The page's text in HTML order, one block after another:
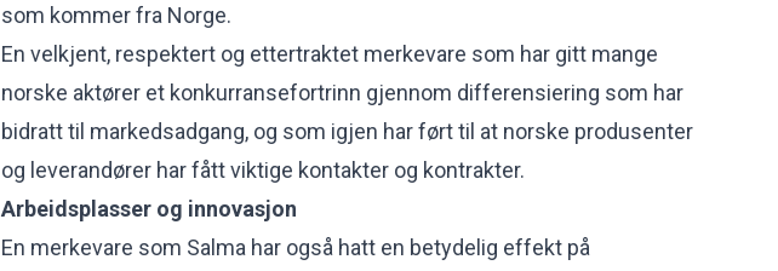
som kommer fra Norge.
En velkjent, respektert og ettertraktet merkevare som har gitt mange
norske aktører et konkurransefortrinn gjennom differensiering som har
bidratt til markedsadgang, og som igjen har ført til at norske produsenter
og leverandører har fått viktige kontakter og kontrakter.
Arbeidsplasser og innovasjon
En merkevare som Salma har også hatt en betydelig effekt på